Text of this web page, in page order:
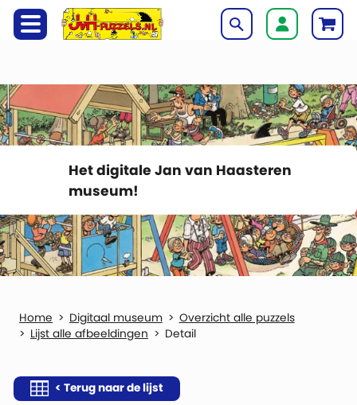
Het digitale Jan van Haasteren
museum!
Digitaal museum
Overzicht alle puzzels
Lijst alle afbeeldingen
Detail
< Terug naar de lijst